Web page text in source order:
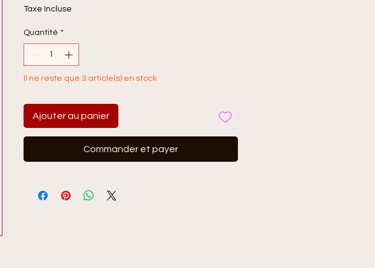
Taxe Incluse
Quantité *
Il ne reste que 3 article(s) en stock
Ajouter au panier
Commander et payer